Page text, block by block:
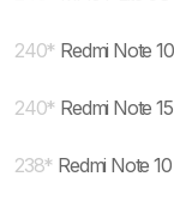
240* Redmi Note
240* Redmi Note
238* Redmi Note